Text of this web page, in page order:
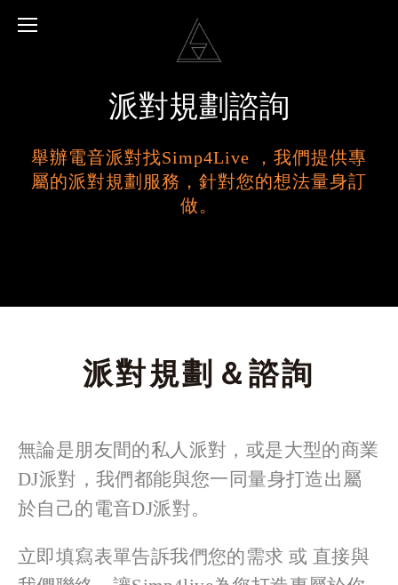
派對規劃諮詢
舉辦電音派對找Simp4Live ，我們提供專
屬的派對規劃服務，針對您的想法量身訂
做。
派對規劃＆諮詢
無論是朋友間的私人派對，或是大型的商業
DJ派對，我們都能與您一同量身打造出屬
於自己的電音DJ派對。
立即填寫表單告訴我們您的需求 或 直接與